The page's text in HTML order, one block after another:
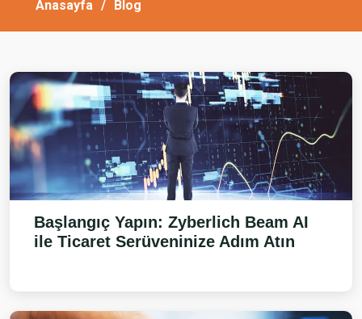
Anasayfa Blog
Başlangıç Yapın: Zyberlich Beam AI
ile Ticaret Serüveninize Adım Atın